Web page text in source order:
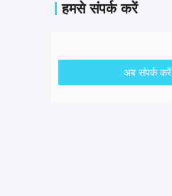
हमसे संपर्क करें
अब संपर्क करें